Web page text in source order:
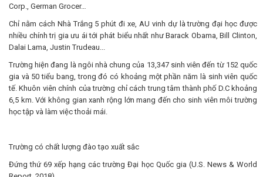
Corp., German Grocer…
Chỉ nằm cách Nhà Trắng 5 phút đi xe, AU vinh dự là trường đại học được
nhiều chính trị gia ưu ái tới phát biểu nhất như Barack Obama, Bill Clinton,
Dalai Lama, Justin Trudeau...
Trường hiện đang là ngôi nhà chung của 13,347 sinh viên đến từ 152 quốc
gia và 50 tiểu bang, trong đó có khoảng một phần năm là sinh viên quốc
tế. Khuôn viên chính của trường chỉ cách trung tâm thành phố D.C khoảng
6,5 km. Với không gian xanh rộng lớn mang đến cho sinh viên môi trường
học tập và làm việc thoải mái.
Trường có chất lượng đào tạo xuất sắc
Đứng thứ 69 xếp hạng các trường Đại học Quốc gia (U.S. News & World